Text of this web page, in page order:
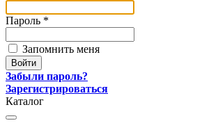
Пароль *
Запомнить меня
Забыли пароль?
Зарегистрироваться
Каталог